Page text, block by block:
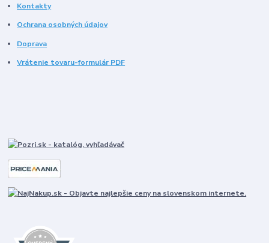
Kontakty
Ochrana osobných údajov
Doprava
Vrátenie tovaru-formulár PDF